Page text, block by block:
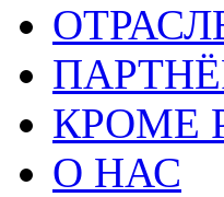
КРОМЕ
О НАС